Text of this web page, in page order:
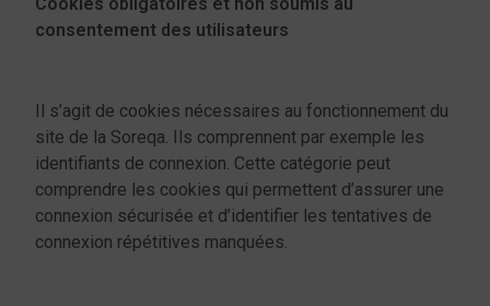
consentement des utilisateurs
Il s’agit de cookies nécessaires au fonctionnement du
site de la Soreqa. Ils comprennent par exemple les
identifiants de connexion. Cette catégorie peut
comprendre les cookies qui permettent d’assurer une
connexion sécurisée et d’identifier les tentatives de
connexion répétitives manquées.